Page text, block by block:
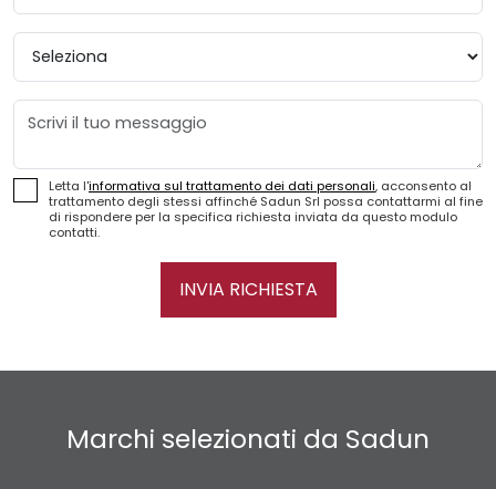
Provincia
Messaggio
Letta l'informativa sul trattamento dei dati personali, acconsento al
trattamento degli stessi affinché Sadun Srl possa contattarmi al fine
di rispondere per la specifica richiesta inviata da questo modulo
contatti.
INVIA RICHIESTA
Marchi selezionati da Sadun